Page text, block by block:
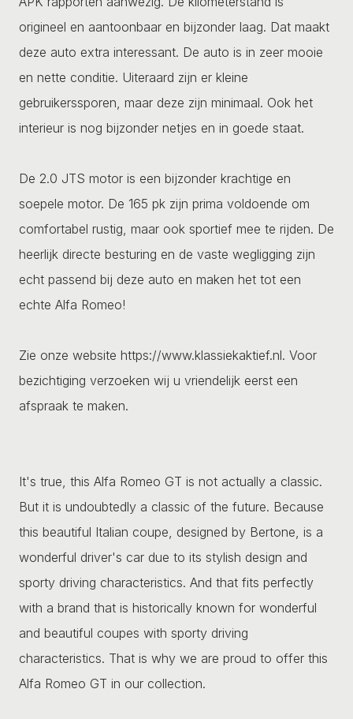
origineel en aantoonbaar en bijzonder laag. Dat maakt
deze auto extra interessant. De auto is in zeer mooie
en nette conditie. Uiteraard zijn er kleine
gebruikerssporen, maar deze zijn minimaal. Ook het
interieur is nog bijzonder netjes en in goede staat.
De 2.0 JTS motor is een bijzonder krachtige en
soepele motor. De 165 pk zijn prima voldoende om
comfortabel rustig, maar ook sportief mee te rijden. De
heerlijk directe besturing en de vaste wegligging zijn
echt passend bij deze auto en maken het tot een
echte Alfa Romeo!
Zie onze website https://www.klassiekaktief.nl. Voor
bezichtiging verzoeken wij u vriendelijk eerst een
afspraak te maken.
It's true, this Alfa Romeo GT is not actually a classic.
But it is undoubtedly a classic of the future. Because
this beautiful Italian coupe, designed by Bertone, is a
wonderful driver's car due to its stylish design and
sporty driving characteristics. And that fits perfectly
with a brand that is historically known for wonderful
and beautiful coupes with sporty driving
characteristics. That is why we are proud to offer this
Alfa Romeo GT in our collection.